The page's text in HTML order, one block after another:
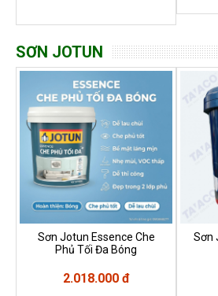
SƠN JOTUN
Sơn Jotun Essence Che
Phủ Tối Đa Bóng
2.018.000 đ
Sơn